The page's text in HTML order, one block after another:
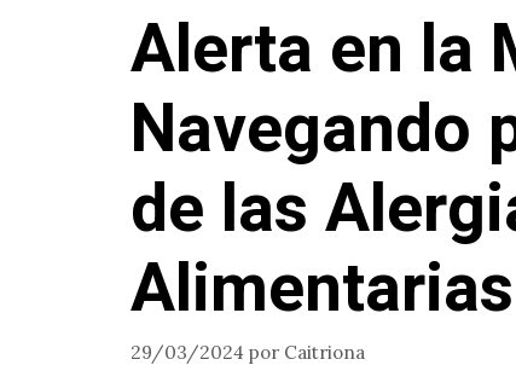
Alerta en la
Navegando
de las
29/03/2024 por Caitriona